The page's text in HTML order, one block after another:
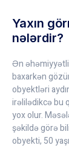
Yaxın
nələrdir?
Ən əhəmiyyətli
baxarkən
obyektləri
irəlilədikcə bu
yox olur.
şəkildə görə
obyekti, 50